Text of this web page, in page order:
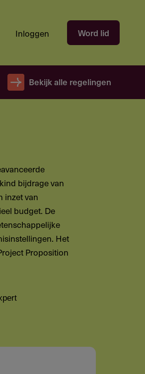
Hoofdnavigatie
gebruikersectie
niet
ingelogd
Inloggen Word lid
Bekijk alle regelingen
bijdrage van
inzet van
budget. De
Het
Proposition